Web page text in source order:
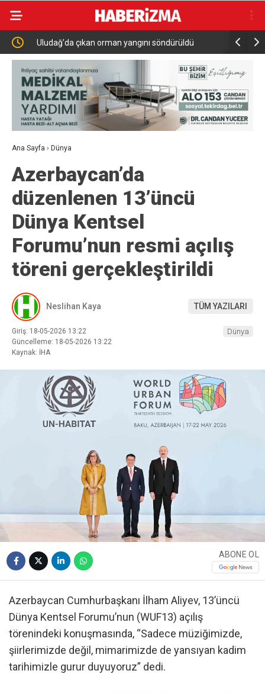
Uludağ’da çıkan orman yangını söndürüldü MGK 6
Güvenlik
Ana Sayfa › Dünya
Azerbaycan’da
düzenlenen 13’üncü
Dünya Kentsel
Forumu’nun resmi açılış
töreni gerçekleştirildi
Neslihan Kaya TÜM YAZILARI
Giriş: 18-05-2026 13:22
Güncelleme: 18-05-2026 13:22
Kaynak: İHA
Dünya
ABONE OL
Azerbaycan Cumhurbaşkanı İlham Aliyev, 13’üncü
Dünya Kentsel Forumu’nun (WUF13) açılış
törenindeki konuşmasında, “Sadece müziğimizde,
şiirlerimizde değil, mimarimizde de yansıyan kadim
tarihimizle gurur duyuyoruz” dedi.